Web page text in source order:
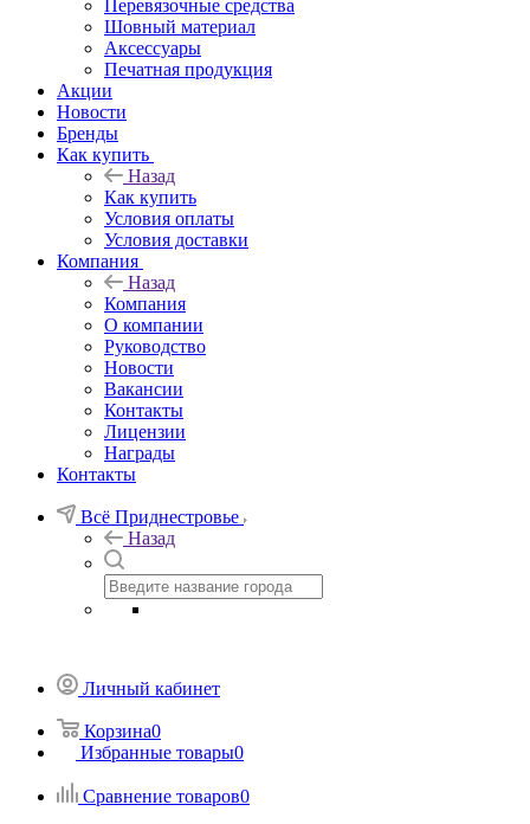
Перевязочные средства
Шовный материал
Аксессуары
Печатная продукция
Акции
Новости
Бренды
Как купить
Назад
Как купить
Условия оплаты
Условия доставки
Компания
Назад
Компания
О компании
Руководство
Новости
Вакансии
Контакты
Лицензии
Награды
Контакты
Всё Приднестровье
Назад
Личный кабинет
Корзина0
Избранные товары0
Сравнение товаров0